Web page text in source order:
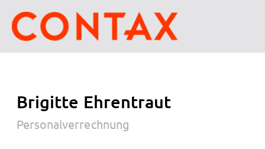
Brigitte Ehrentraut
Personalverrechnung